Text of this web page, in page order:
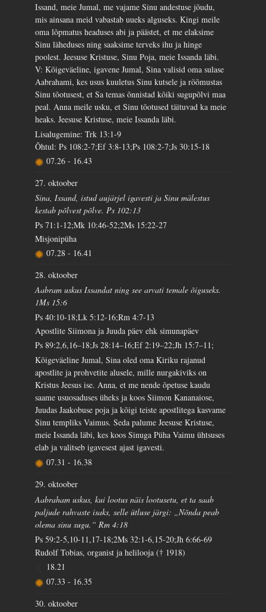
Issand, meie Jumal, me vajame Sinu andestuse jõudu,
mis ainsana meid vabastab uueks alguseks. Kingi meile
oma lõpmatus headuses abi ja päästet, et me elaksime
Sinu läheduses ning saaksime terveks ihu ja hinge
poolest. Jeesuse Kristuse, Sinu Poja, meie Issanda läbi.
V: Kõigeväeline, igavene Jumal, Sina valisid oma sulase
Aabrahami, kes usus kuuletus Sinu kutsele ja rõõmustas
Sinu tõotusest, et Sa temas õnnistad kõiki sugupõlvi maa
peal. Anna meile usku, et Sinu tõotused täituvad ka meie
heaks. Jeesuse Kristuse, meie Issanda läbi.
Lisalugemine: Trk 13:1-9
Õhtul: Ps 108:2-7;Ef 3:8-13;Ps 108:2-7;Js 30:15-18
07.26 - 16.43
27. oktoober
Sina, Issand, istud aujärjel igavesti ja Sinu mälestus
kestab põlvest põlve. Ps 102:13
Ps 71:1-12;Mk 10:46-52;2Ms 15:22-27
Misjonipüha
07.28 - 16.41
28. oktoober
Aabram uskus Issandat ning see arvati temale õiguseks.
1Ms 15:6
Ps 40:10-18;Lk 5:12-16;Rm 4:7-13
Apostlite Siimona ja Juuda päev ehk simunapäev
Ps 89:2,6,16–18;Js 28:14–16;Ef 2:19–22;Jh 15:7–11;
Kõigeväeline Jumal, Sina oled oma Kiriku rajanud
apostlite ja prohvetite alusele, mille nurgakiviks on
Kristus Jeesus ise. Anna, et me nende õpetuse kaudu
saame usuosaduses üheks ja koos Siimon Kananaiose,
Juudas Jaakobuse poja ja kõigi teiste apostlitega kasvame
Sinu templiks Vaimus. Seda palume Jeesuse Kristuse,
meie Issanda läbi, kes koos Sinuga Püha Vaimu ühtsuses
elab ja valitseb igavesest ajast igavesti.
07.31 - 16.38
29. oktoober
Aabraham uskus, kui lootus näis lootusetu, et ta saab
paljude rahvaste isaks, selle ütluse järgi: „Nõnda peab
olema sinu sugu.“ Rm 4:18
Ps 59:2-5,10-11,17-18;2Ms 32:1-6,15-20;Jh 6:66-69
Rudolf Tobias, organist ja helilooja († 1918)
18.21
07.33 - 16.35
30. oktoober